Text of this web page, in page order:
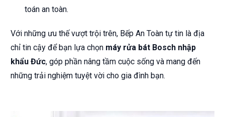
toán an toàn.
Với những ưu thế vượt trội trên, Bếp An Toàn tự tin là địa
chỉ tin cậy để bạn lựa chọn máy rửa bát Bosch nhập
khẩu Đức, góp phần nâng tầm cuộc sống và mang đến
những trải nghiệm tuyệt vời cho gia đình bạn.